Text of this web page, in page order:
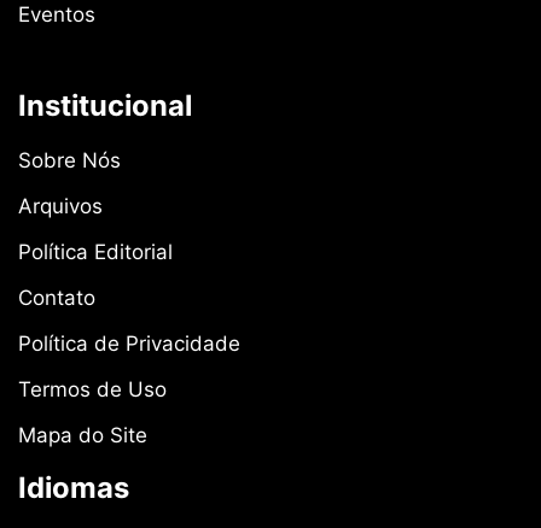
Eventos
Institucional
Sobre Nós
Arquivos
Política Editorial
Contato
Política de Privacidade
Termos de Uso
Mapa do Site
Idiomas